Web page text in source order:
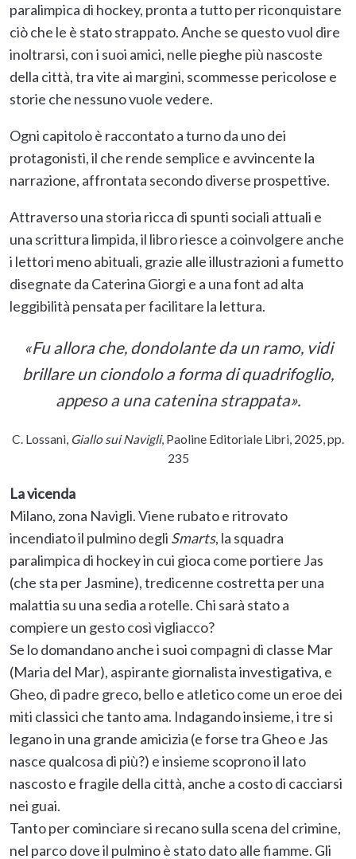
paralimpica di hockey, pronta a tutto per riconquistare
ciò che le è stato strappato. Anche se questo vuol dire
inoltrarsi, con i suoi amici, nelle pieghe più nascoste
della città, tra vite ai margini, scommesse pericolose e
storie che nessuno vuole vedere.
Ogni capitolo è raccontato a turno da uno dei
protagonisti, il che rende semplice e avvincente la
narrazione, affrontata secondo diverse prospettive.
Attraverso una storia ricca di spunti sociali attuali e
una scrittura limpida, il libro riesce a coinvolgere anche
i lettori meno abituali, grazie alle illustrazioni a fumetto
disegnate da Caterina Giorgi e a una font ad alta
leggibilità pensata per facilitare la lettura.
«Fu allora che, dondolante da un ramo, vidi
brillare un ciondolo a forma di quadrifoglio,
appeso a una catenina strappata».
C. Lossani, Giallo sui Navigli, Paoline Editoriale Libri, 2025, pp.
235
La vicenda
Milano, zona Navigli. Viene rubato e ritrovato
incendiato il pulmino degli Smarts, la squadra
paralimpica di hockey in cui gioca come portiere Jas
(che sta per Jasmine), tredicenne costretta per una
malattia su una sedia a rotelle. Chi sarà stato a
compiere un gesto così vigliacco?
Se lo domandano anche i suoi compagni di classe Mar
(Maria del Mar), aspirante giornalista investigativa, e
Gheo, di padre greco, bello e atletico come un eroe dei
miti classici che tanto ama. Indagando insieme, i tre si
legano in una grande amicizia (e forse tra Gheo e Jas
nasce qualcosa di più?) e insieme scoprono il lato
nascosto e fragile della città, anche a costo di cacciarsi
nei guai.
Tanto per cominciare si recano sulla scena del crimine,
nel parco dove il pulmino è stato dato alle fiamme. Gli